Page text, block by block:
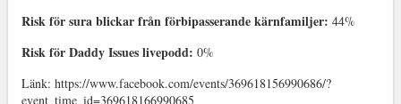
Risk för sura blickar från förbipasserande kärnfamiljer: 44%
Risk för Daddy Issues livepodd: 0%
Länk: https://www.facebook.com/events/369618156990686/?
event_time_id=369618166990685